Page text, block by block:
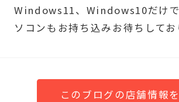
Windows11、Windows10だけ
ソコンもお持ち込みお待ちしてお
このブログの店舗情報